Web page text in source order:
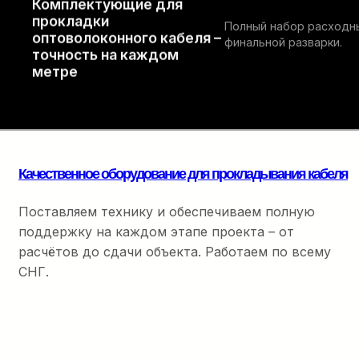
Комплектующие для
прокладки
оптоволоконного кабеля –
точность на каждом
метре
Полный набор
финальной разварки.
Качественное оборудование для прокладывания кабеля
Поставляем технику и обеспечиваем полную
поддержку на каждом этапе проекта – от
расчётов до сдачи объекта. Работаем по всему
СНГ.